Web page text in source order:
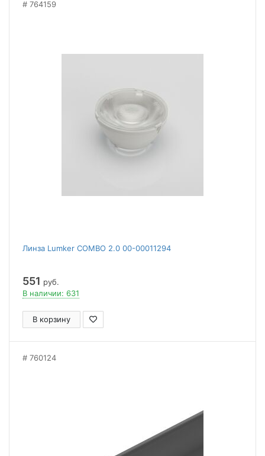
764159
Линза Lumker COMBO 2.0 00-00011294
551 руб.
В наличии: 631
В корзину
760124